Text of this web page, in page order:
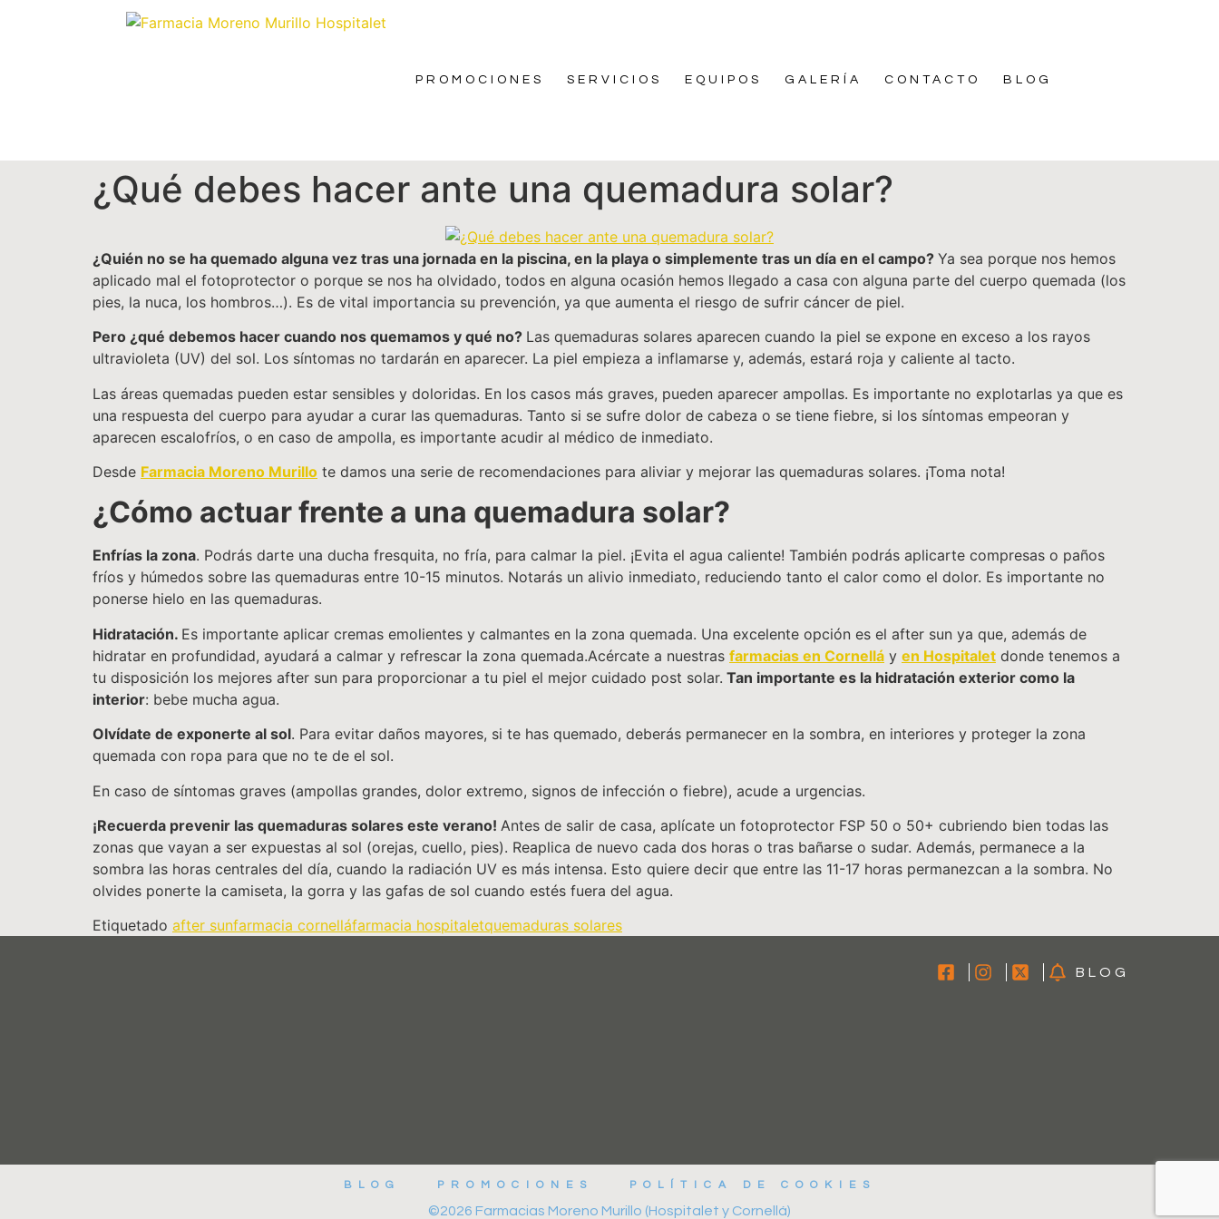
PROMOCIONES SERVICIOS EQUIPOS GALERÍA CONTACTO BLOG
¿Qué debes hacer ante una quemadura solar?
¿Quién no se ha quemado alguna vez tras una jornada en la piscina, en la playa o simplemente tras un día en el campo? Ya sea porque nos hemos
aplicado mal el fotoprotector o porque se nos ha olvidado, todos en alguna ocasión hemos llegado a casa con alguna parte del cuerpo quemada (los
pies, la nuca, los hombros…). Es de vital importancia su prevención, ya que aumenta el riesgo de sufrir cáncer de piel.
Pero ¿qué debemos hacer cuando nos quemamos y qué no? Las quemaduras solares aparecen cuando la piel se expone en exceso a los rayos
ultravioleta (UV) del sol. Los síntomas no tardarán en aparecer. La piel empieza a inflamarse y, además, estará roja y caliente al tacto.
Las áreas quemadas pueden estar sensibles y doloridas. En los casos más graves, pueden aparecer ampollas. Es importante no explotarlas ya que es
una respuesta del cuerpo para ayudar a curar las quemaduras. Tanto si se sufre dolor de cabeza o se tiene fiebre, si los síntomas empeoran y
aparecen escalofríos, o en caso de ampolla, es importante acudir al médico de inmediato.
Desde Farmacia Moreno Murillo te damos una serie de recomendaciones para aliviar y mejorar las quemaduras solares. ¡Toma nota!
¿Cómo actuar frente a una quemadura solar?
Enfrías la zona. Podrás darte una ducha fresquita, no fría, para calmar la piel. ¡Evita el agua caliente! También podrás aplicarte compresas o paños
fríos y húmedos sobre las quemaduras entre 10-15 minutos. Notarás un alivio inmediato, reduciendo tanto el calor como el dolor. Es importante no
ponerse hielo en las quemaduras.
Hidratación. Es importante aplicar cremas emolientes y calmantes en la zona quemada. Una excelente opción es el after sun ya que, además de
hidratar en profundidad, ayudará a calmar y refrescar la zona quemada.Acércate a nuestras farmacias en Cornellá y en Hospitalet donde tenemos a
tu disposición los mejores after sun para proporcionar a tu piel el mejor cuidado post solar. Tan importante es la hidratación exterior como la
interior: bebe mucha agua.
Olvídate de exponerte al sol. Para evitar daños mayores, si te has quemado, deberás permanecer en la sombra, en interiores y proteger la zona
quemada con ropa para que no te de el sol.
En caso de síntomas graves (ampollas grandes, dolor extremo, signos de infección o fiebre), acude a urgencias.
¡Recuerda prevenir las quemaduras solares este verano! Antes de salir de casa, aplícate un fotoprotector FSP 50 o 50+ cubriendo bien todas las
zonas que vayan a ser expuestas al sol (orejas, cuello, pies). Reaplica de nuevo cada dos horas o tras bañarse o sudar. Además, permanece a la
sombra las horas centrales del día, cuando la radiación UV es más intensa. Esto quiere decir que entre las 11-17 horas permanezcan a la sombra. No
olvides ponerte la camiseta, la gorra y las gafas de sol cuando estés fuera del agua.
Etiquetado after sunfarmacia cornelláfarmacia hospitaletquemaduras solares
BLOG
BLOG PROMOCIONES POLÍTICA DE COOKIES
©2026 Farmacias Moreno Murillo (Hospitalet y Cornellá)